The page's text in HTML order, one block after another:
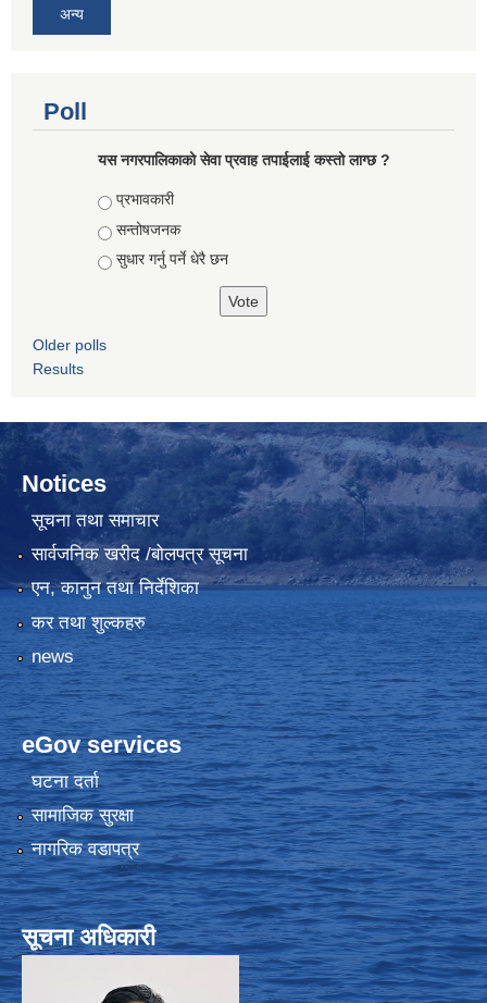
अन्य
Poll
यस नगरपालिकाको सेवा प्रवाह तपाईलाई कस्तो लाग्छ ?
Choices
प्रभावकारी
सन्तोषजनक
सुधार गर्नु पर्ने धेरै छन
Older polls
Results
Notices
सूचना तथा समाचार
सार्वजनिक खरीद /बोलपत्र सूचना
एन, कानुन तथा निर्देशिका
कर तथा शुल्कहरु
news
eGov services
घटना दर्ता
सामाजिक सुरक्षा
नागरिक वडापत्र
सूचना अधिकारी